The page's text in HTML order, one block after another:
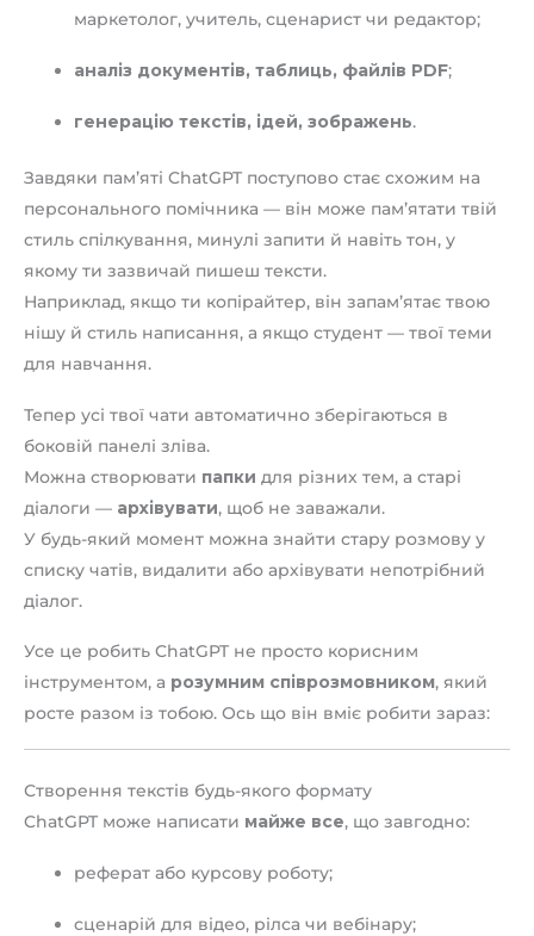
маркетолог, учитель, сценарист чи редактор;
аналіз документів, таблиць, файлів PDF;
генерацію текстів, ідей, зображень.
Завдяки пам’яті ChatGPT поступово стає схожим на
персонального помічника — він може пам’ятати твій
стиль спілкування, минулі запити й навіть тон, у
якому ти зазвичай пишеш тексти.
Наприклад, якщо ти копірайтер, він запам’ятає твою
нішу й стиль написання, а якщо студент — твої теми
для навчання.
Тепер усі твої чати автоматично зберігаються в
боковій панелі зліва.
Можна створювати папки для різних тем, а старі
діалоги — архівувати, щоб не заважали.
У будь-який момент можна знайти стару розмову у
списку чатів, видалити або архівувати непотрібний
діалог.
Усе це робить ChatGPT не просто корисним
інструментом, а розумним співрозмовником, який
росте разом із тобою. Ось що він вміє робити зараз:
Створення текстів будь-якого формату
ChatGPT може написати майже все, що завгодно:
реферат або курсову роботу;
сценарій для відео, рілса чи вебінару;